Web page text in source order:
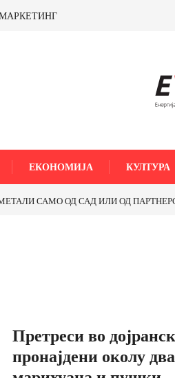
ЕКОНОМИЈА КУЛТУРА
САМО ОД САД ИЛИ ОД ПАРТНЕРСКИ
Претреси во
пронајдени околу